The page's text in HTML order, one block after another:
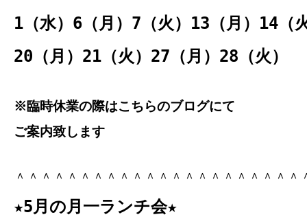
1（水）6（月）7（火）13（月）14（
20（月）21（火）27（月）28（火）
※臨時休業の際はこちらのブログにて
ご案内致します
＾＾＾＾＾＾＾＾＾＾＾＾＾＾＾＾＾＾＾＾＾
★5月の月一ランチ会★